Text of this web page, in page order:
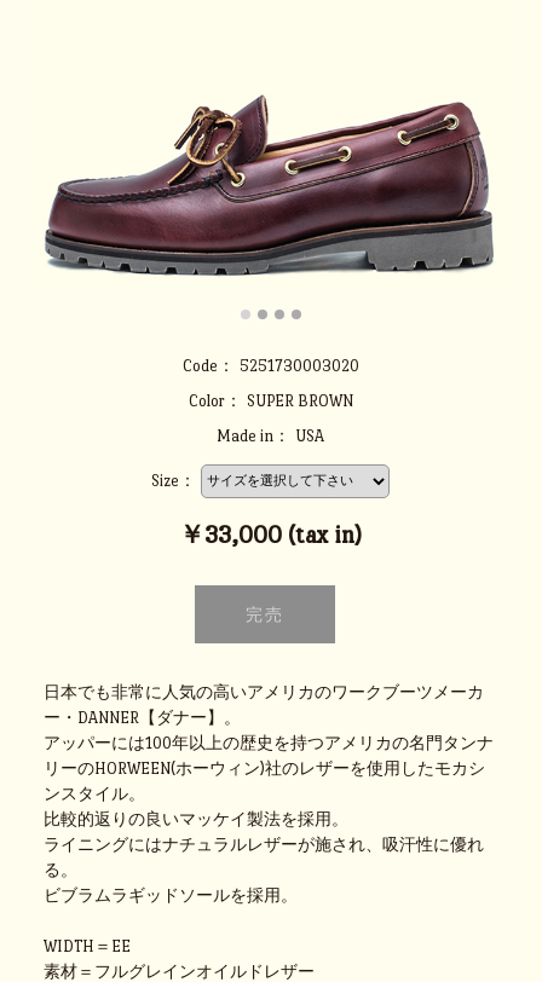
Code：
5251730003020
Color：
SUPER BROWN
Made in：
USA
Size：
￥33,000 (tax in)
日本でも非常に人気の高いアメリカのワークブーツメーカ
ー・DANNER【ダナー】。
アッパーには100年以上の歴史を持つアメリカの名門タンナ
リーのHORWEEN(ホーウィン)社のレザーを使用したモカシ
ンスタイル。
比較的返りの良いマッケイ製法を採用。
ライニングにはナチュラルレザーが施され、吸汗性に優れ
る。
ビブラムラギッドソールを採用。
WIDTH＝EE
素材＝フルグレインオイルドレザー